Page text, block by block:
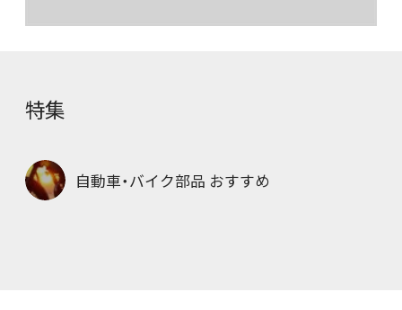
特集
自動車・バイク部品 おすすめ